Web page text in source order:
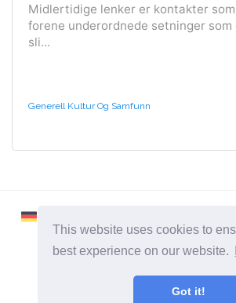
This website uses cookies to
best experience on our website.
Got it!
Midlertidige lenker er kontakter
forene underordnede setninger som
sli...
Generell Kultur Og Samfunn
2026 ©
Alle Kategorier